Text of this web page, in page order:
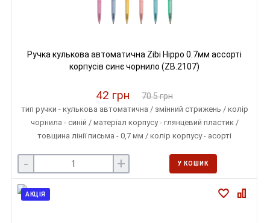
Ручка кулькова автоматична Zibi Hippo 0.7мм ассорті
корпусів синє чорнило (ZB.2107)
42 грн 70.5 грн
тип ручки - кулькова автоматична / змінний стрижень / колір
чорнила - синій / матеріал корпусу - глянцевий пластик /
товщина лінії письма - 0,7 мм / колір корпусу - асорті
- + У КОШИК
АКЦІЯ